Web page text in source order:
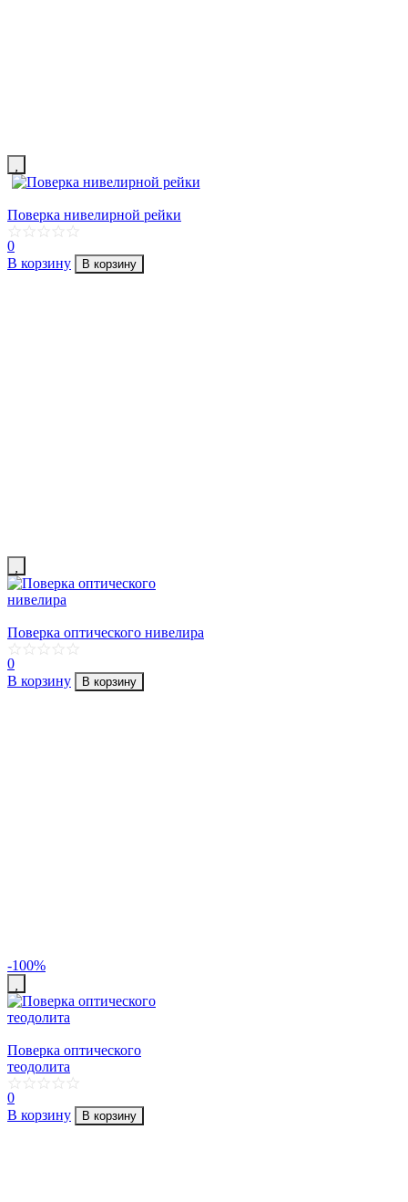
Поверка нивелирной рейки
0
В корзину
В корзину
Поверка оптического нивелира
0
В корзину
В корзину
-100%
Поверка оптического
теодолита
0
В корзину
В корзину